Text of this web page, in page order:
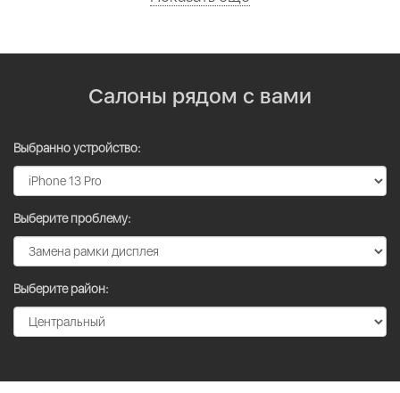
Салоны рядом с вами
Выбранно устройство:
Выберите проблему:
Выберите район: